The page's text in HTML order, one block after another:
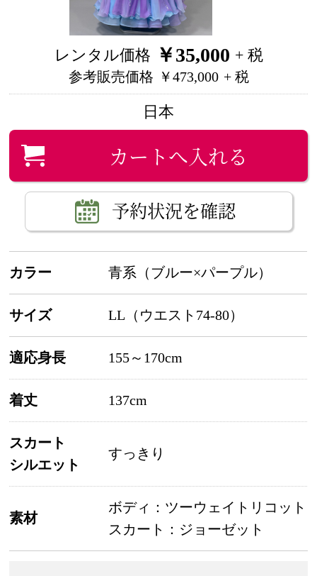
レンタル価格 ￥35,000 + 税
参考販売価格 ￥473,000 + 税
日本
カートへ入れる
予約状況を確認
カラー 青系（ブルー×パープル）
サイズ LL（ウエスト74-80）
適応身長 155～170cm
着丈 137cm
スカート
シルエット
すっきり
素材
ボディ：ツーウェイトリコット
スカート：ジョーゼット